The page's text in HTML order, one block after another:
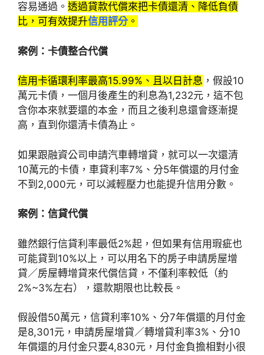
容易通過。 透過貸款代償來把卡債還清、降低負債
比，可有效提升信用評分。
案例：卡債整合代償
信用卡循環利率最高15.99%、且以日計息 ，假設10
萬元卡債，一個月後產生的利息為1,232元，這不包
含你本來就要還的本金，而且之後利息還會逐漸提
高，直到你還清卡債為止。
如果跟融資公司申請汽車轉增貸，就可以一次還清
10萬元的卡債，車貸利率7%、分5年償還的月付金
不到2,000元，可以減輕壓力也能提升信用分數。
案例：信貸代償
雖然銀行信貸利率最低2%起，但如果有信用瑕疵也
可能貸到10%以上，可以用名下的房子申請房屋增
貸／房屋轉增貸來代償信貸，不僅利率較低（約
2%~3%左右），還款期限也比較長。
假設借50萬元，信貸利率10%、分7年償還的月付金
是8,301元，申請房屋增貸／轉增貸利率3%、分10
年償還的月付金只要4,830元，月付金負擔相對小很